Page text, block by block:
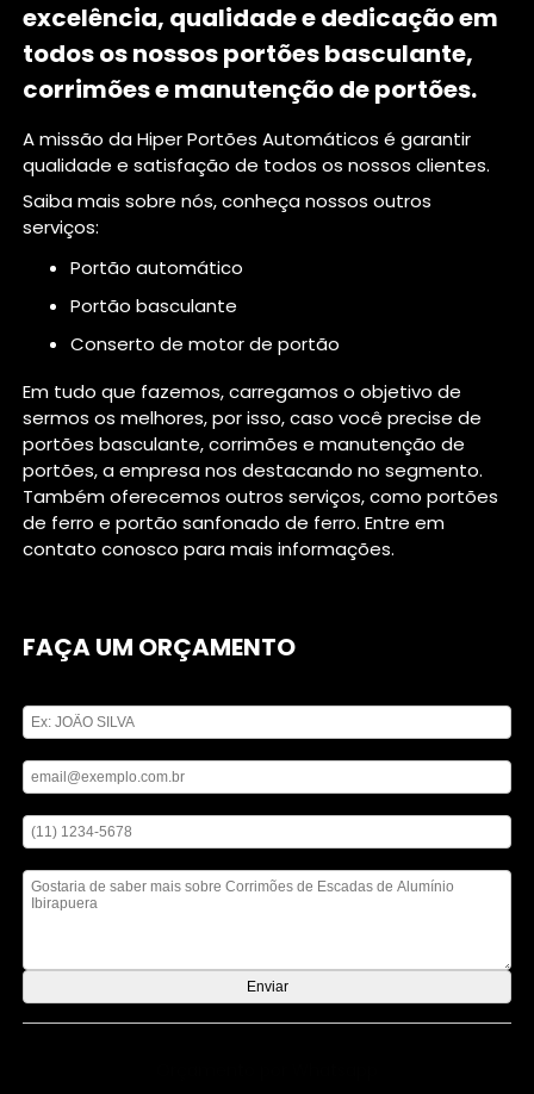
excelência, qualidade e dedicação em
todos os nossos portões basculante,
corrimões e manutenção de portões.
A missão da Hiper Portões Automáticos é garantir
qualidade e satisfação de todos os nossos clientes.
Saiba mais sobre nós, conheça nossos outros
serviços:
portão automático
portão basculante
conserto de motor de portão
Em tudo que fazemos, carregamos o objetivo de
sermos os melhores, por isso, caso você precise de
portões basculante, corrimões e manutenção de
portões, a empresa nos destacando no segmento.
Também oferecemos outros serviços, como portões
de ferro e portão sanfonado de ferro. Entre em
contato conosco para mais informações.
FAÇA UM ORÇAMENTO